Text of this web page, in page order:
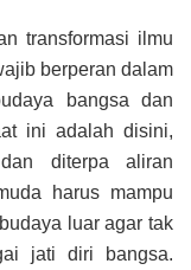
transformasi ilmu
berperan dalam
bangsa dan
ini adalah disini,
diterpa aliran
harus mampu
luar agar tak
jati diri bangsa.